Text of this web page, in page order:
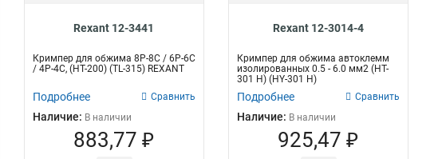
Rexant 12-3441
Кримпер для обжима 8P-8C / 6P-6C
/ 4P-4C, (HT-200) (TL-315) REXANT
Подробнее Сравнить
Наличие: В наличии
883,77 ₽
Rexant 12-3014-4
Кримпер для обжима автоклемм
изолированных 0.5 - 6.0 мм2 (HT-
301 H) (HY-301 H)
Подробнее Сравнить
Наличие: В наличии
925,47 ₽